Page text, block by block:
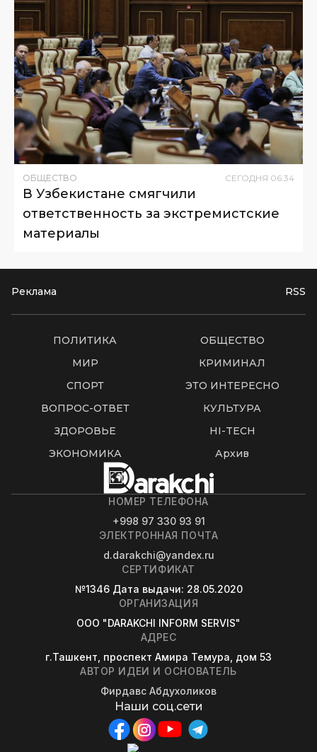
ОБЩЕСТВО СЕГОДНЯ 06:34
В Узбекистане смягчили
ответственность за экстремистские
материалы
Реклама RSS
ПОЛИТИКА
ОБЩЕСТВО
МИР
КРИМИНАЛ
СПОРТ
ЭТО ИНТЕРЕСНО
ВОПРОС-ОТВЕТ
КУЛЬТУРА
ЗДОРОВЬЕ
HI-TECH
ЭКОНОМИКА
Архив
НОМЕР ТЕЛЕФОНА
+998 97 330 93 91
ЭЛЕКТРОННАЯ ПОЧТА
d.darakchi@yandex.ru
СЕРТИФИКАТ
№1346 Дата выдачи: 28.05.2020
ОРГАНИЗАЦИЯ
OOO "DARAKCHI INFORM SERVIS"
АДРЕС
г.Ташкент, проспект Амира Темура, дом 53
АВТОР ИДЕИ И ОСНОВАТЕЛЬ
Фирдавс Абдухоликов
Наши соц.сети